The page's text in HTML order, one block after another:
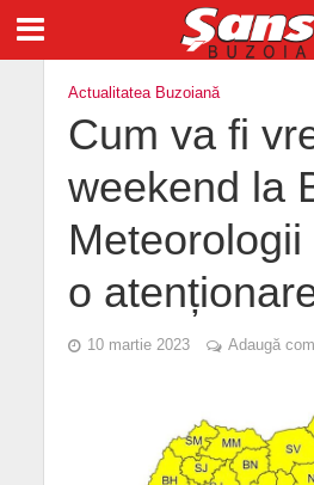
Actualitatea Buzoiană
Cum va fi
weekend la
o
10 martie 2023 Adaugă